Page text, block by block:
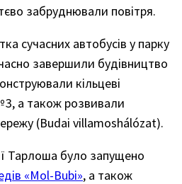
забруднювали повітря.
сучасних автобусів у парку
завершили будівництво
кільцеві
3, а також розвивали
(Budai villamoshálózat).
Тарлоша було запущено
«Mol-Bubi», а також